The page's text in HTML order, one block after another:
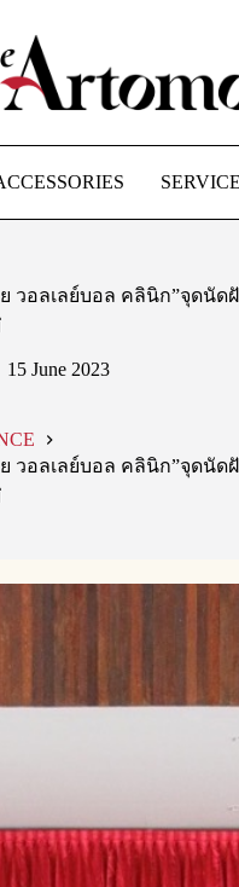
วอลเลย์บอล คลินิก”จุดนัด
15 June 2023
วอลเลย์บอล คลินิก”จุดนัด